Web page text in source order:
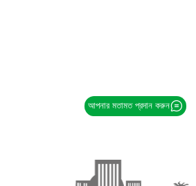
আপনার মতামত প্রদান করুন